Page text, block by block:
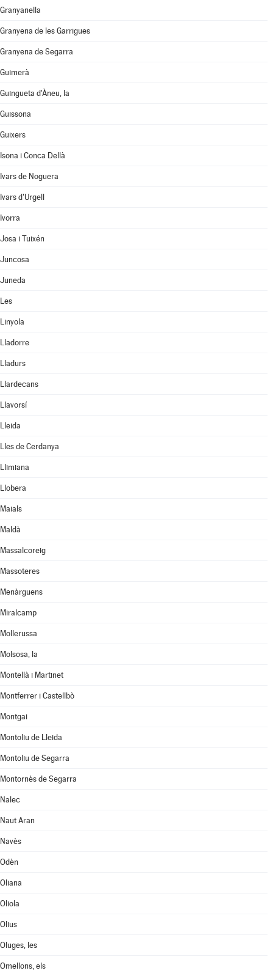
Granyanella
Granyena de les Garrigues
Granyena de Segarra
Guimerà
Guingueta d'Àneu, la
Guissona
Guixers
Isona i Conca Dellà
Ivars de Noguera
Ivars d'Urgell
Ivorra
Josa i Tuixén
Juncosa
Juneda
Les
Linyola
Lladorre
Lladurs
Llardecans
Llavorsí
Lleida
Lles de Cerdanya
Llimiana
Llobera
Maials
Maldà
Massalcoreig
Massoteres
Menàrguens
Miralcamp
Mollerussa
Molsosa, la
Montellà i Martinet
Montferrer i Castellbò
Montgai
Montoliu de Lleida
Montoliu de Segarra
Montornès de Segarra
Nalec
Naut Aran
Navès
Odèn
Oliana
Oliola
Olius
Oluges, les
Omellons, els